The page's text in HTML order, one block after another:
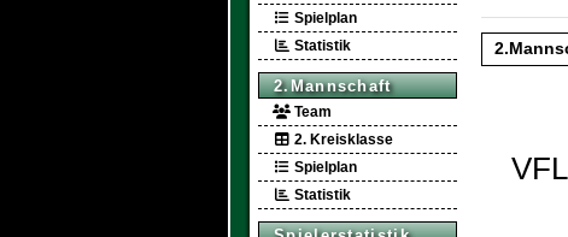
Spielplan
Statistik
2.Mannschaft
Team
2. Kreisklasse
Spielplan
Statistik